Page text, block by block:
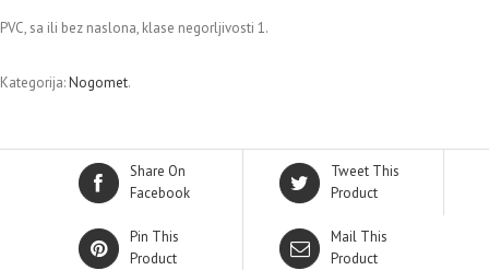
PVC, sa ili bez naslona, klase negorljivosti 1.
Kategorija:Nogomet.
Share On
Facebook
Tweet This
Product
Pin This
Product
Mail This
Product